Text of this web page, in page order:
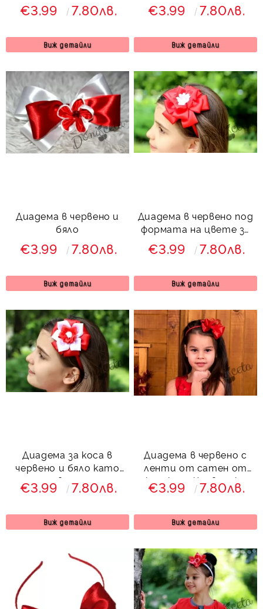
€3.99 7.80лв.
Виж детайли
€3.99 7.80лв.
Виж детайли
Диадема в червено и
бяло
€3.99 7.80лв.
Виж детайли
Диадема в червено под
формата на цвете за
момиче
€3.99 7.80лв.
Виж детайли
Диадема за коса в
червено и бяло като
цвете
€3.99 7.80лв.
Виж детайли
Диадема в червено с
ленти от сатен от
колекция Червеника
€3.99 7.80лв.
Виж детайли